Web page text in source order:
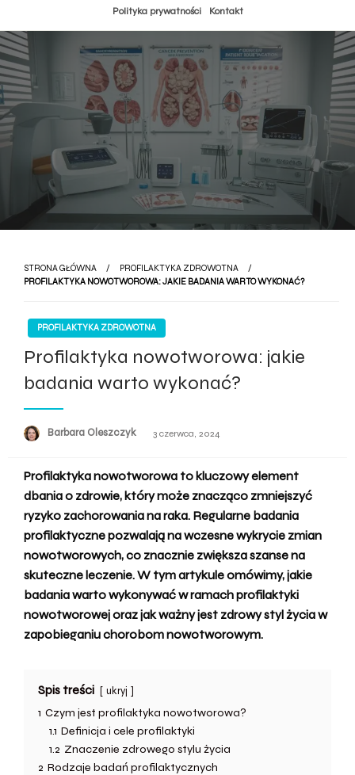
do
treści
Polityka prywatności Kontakt
STRONA GŁÓWNA
PROFILAKTYKA ZDROWOTNA
PROFILAKTYKA NOWOTWOROWA: JAKIE BADANIA WARTO WYKONAĆ?
PROFILAKTYKA ZDROWOTNA
Profilaktyka nowotworowa: jakie
badania warto wykonać?
Barbara Oleszczyk
Opublikowane
3 czerwca, 2024
Profilaktyka nowotworowa to kluczowy element
dbania o zdrowie, który może znacząco zmniejszyć
ryzyko zachorowania na raka. Regularne badania
profilaktyczne pozwalają na wczesne wykrycie zmian
nowotworowych, co znacznie zwiększa szanse na
skuteczne leczenie. W tym artykule omówimy, jakie
badania warto wykonywać w ramach profilaktyki
nowotworowejoraz jak ważny jest zdrowy styl życiaw
zapobieganiu chorobom nowotworowym.
Spis treści ukryj
1 Czym jest profilaktyka nowotworowa?
1.1 Definicja i cele profilaktyki
1.2 Znaczenie zdrowego stylu życia
2 Rodzaje badań profilaktycznych